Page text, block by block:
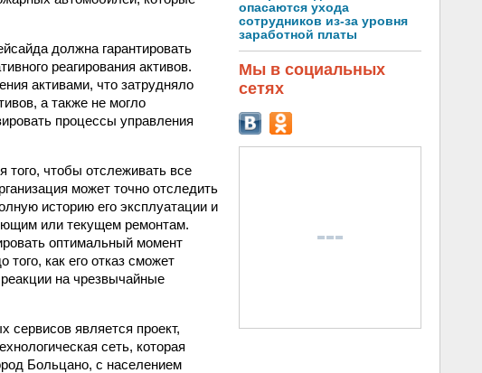
должна гарантировать
реагирования активов.
активами, что затрудняло
а также не могло
процессы управления
чтобы отслеживать все
может точно отследить
историю его эксплуатации и
или текущем ремонтам.
оптимальный момент
как его отказ сможет
на чрезвычайные
является проект,
сеть, которая
Больцано, с населением
опасаются ухода
сотрудников из-за уровня
заработной платы
Мы в социальных
сетях